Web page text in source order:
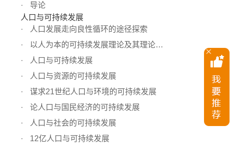
导论
人口与可持续发展
人口发展走向良性循环的途径探索
以人为本的可持续发展理论及其理论体系
人口与可持续发展
人口与资源的可持续发展
谋求21世纪人口与环境的可持续发展
论人口与国民经济的可持续发展
人口与社会的可持续发展
12亿人口与可持续发展